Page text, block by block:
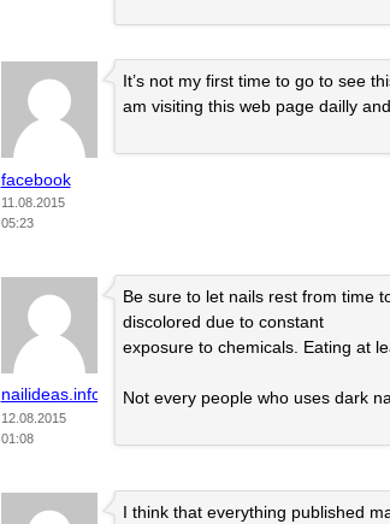
facebook
11.08.2015
05:23
It’s not my first time to go to see
am visiting this web page dailly
nailideas.info
12.08.2015
01:08
Be sure to let nails rest from time
discolored due to constant
exposure to chemicals. Eating at
Not every people who uses dark
I think that everything published